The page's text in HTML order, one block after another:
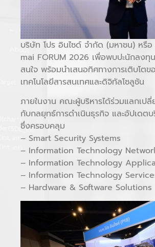
บริษัท โปร อินไซด์ จำกัด (มหาชน) หรือ
mai FORUM 2026 เพื่อพบปะนักลงทุ
สนใจ พร้อมนำเสนอทิศทางการเติบโตข
เทคโนโลยีสารสนเทศและดิจิทัลโซลูชัน
ภายในงาน คณะผู้บริหารได้ร่วมแลกเป
กับกลยุทธ์การดำเนินธุรกิจ และอัปเดต
ซึ่งครอบคลุม
– Smart Security Systems
– Information Technology
– Information Technology
– Information Technology
– Hardware & Software Solutions